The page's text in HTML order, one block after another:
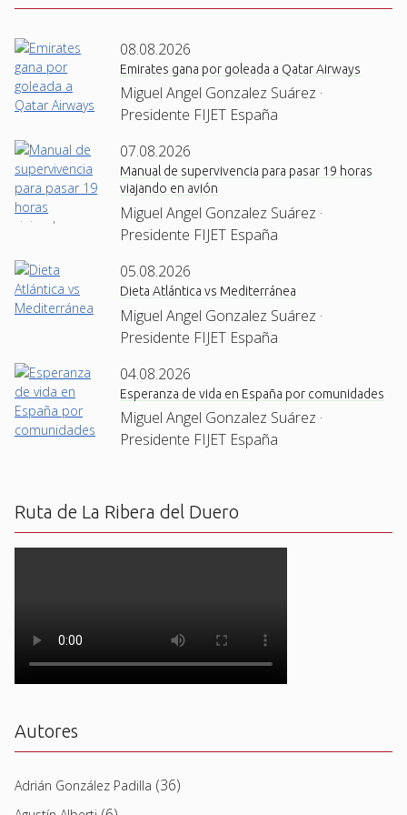
08.08.2026
Emirates gana por goleada a Qatar Airways
Miguel Angel Gonzalez Suárez ·
Presidente FIJET España
07.08.2026
Manual de supervivencia para pasar 19 horas
viajando en avión
Miguel Angel Gonzalez Suárez ·
Presidente FIJET España
05.08.2026
Dieta Atlántica vs Mediterránea
Miguel Angel Gonzalez Suárez ·
Presidente FIJET España
04.08.2026
Esperanza de vida en España por comunidades
Miguel Angel Gonzalez Suárez ·
Presidente FIJET España
Ruta de La Ribera del Duero
Autores
Adrián González Padilla (36)